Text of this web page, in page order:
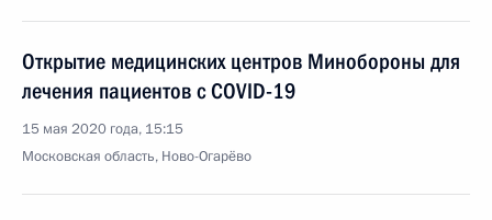
Открытие медицинских центров Минобороны для
лечения пациентов с COVID-19
15 мая 2020 года, 15:15
Московская область, Ново-Огарёво